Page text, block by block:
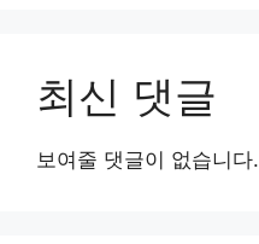
최신 댓글
보여줄 댓글이 없습니다.